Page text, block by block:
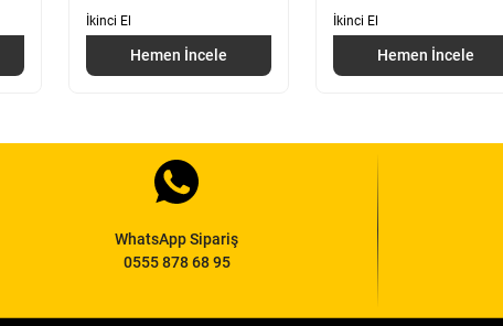
İkinci El
Hemen İncele
İkinci El
Hemen İncele
WhatsApp Sipariş
0555 878 68 95